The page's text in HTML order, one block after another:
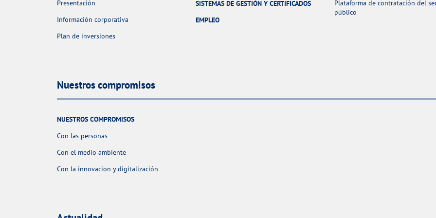
Presentación
Información corporativa
Plan de inversiones
SISTEMAS DE GESTIÓN Y CERTIFICADOS
EMPLEO
Plataforma de contratación del
público
Nuestros compromisos
NUESTROS COMPROMISOS
Con las personas
Con el medio ambiente
Con la innovacion y digitalización